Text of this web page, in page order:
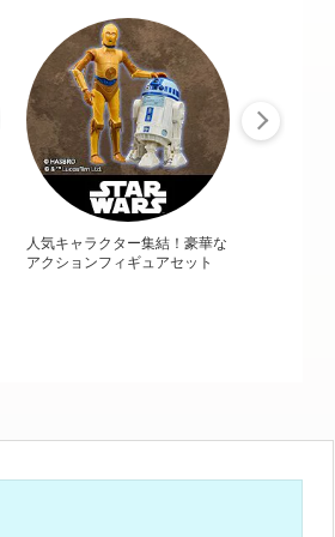
人気キャラクター集結！豪華な
アクションフィギュアセット